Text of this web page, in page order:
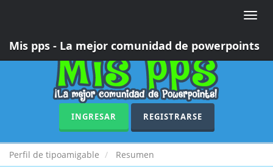
Toggle
Mis pps - La mejor comunidad de powerpoints
INGRESAR REGISTRARSE
Perfil de tipoamigable Resumen